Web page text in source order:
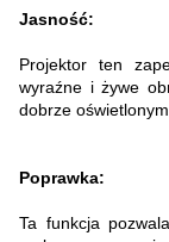
Jasność:
Projektor ten
wyraźne i żywe
dobrze oświetlonym
Poprawka:
Ta funkcja